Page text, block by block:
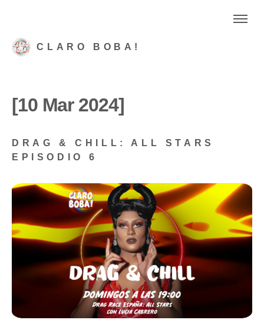
CLARO BOBA!
[10 Mar 2024]
DRAG & CHILL: ALL STARS
EPISODIO 6